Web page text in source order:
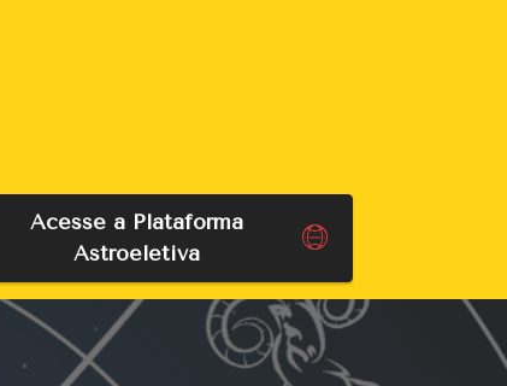
Acesse a Plataforma
Astroeletiva